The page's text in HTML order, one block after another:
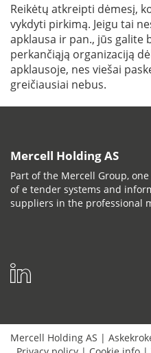
Reikėtų atkreipti dėmesį,
vykdyti pirkimą. Jeigu tai
apklausa ir pan., jūs galite
perkančiąją organizaciją
apklausoje, nes viešai
greičiausiai nebus.
Mercell Holding AS
Part of the Mercell Group,
of e tender systems and
suppliers in the professional
Mercell Holding AS |